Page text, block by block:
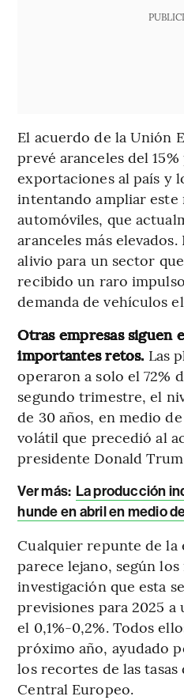
El acuerdo de la Unión
prevé aranceles del
exportaciones al país y
intentando ampliar este
automóviles, que
aranceles más
alivio para un sector
recibido un raro
demanda de vehículos
Otras empresas siguen
importantes retos. Las
operaron a solo el 72%
segundo trimestre, el
de 30 años, en medio
volátil que precedió al
presidente Donald
Ver más: La producción
hunde en abril en medio
Cualquier repunte de la
parece lejano, según
investigación que esta
previsiones para 2025 a
el 0,1%-0,2%. Todos
próximo año, ayudado
los recortes de las
Central Europeo.